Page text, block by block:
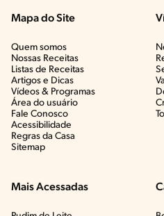
Mapa do Site
Quem somos
Nossas Receitas
Listas de Receitas​
Artigos e Dicas​
Vídeos & Programas​
Área do usuário
Fale Conosco
Acessibilidade
Regras da Casa
Sitemap
Mais Acessadas